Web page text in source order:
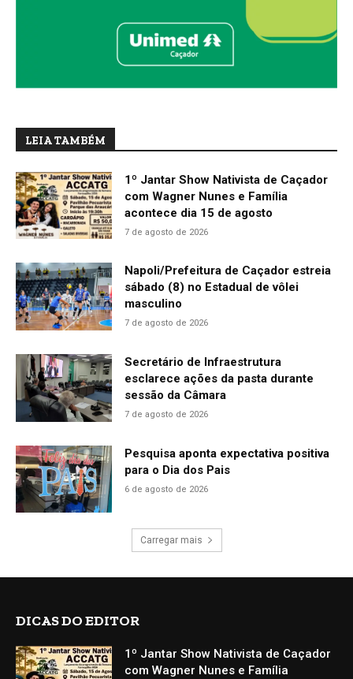
LEIA TAMBÉM
1º Jantar Show Nativista de Caçador
com Wagner Nunes e Família
acontece dia 15 de agosto
7 de agosto de 2026
Napoli/Prefeitura de Caçador estreia
sábado (8) no Estadual de vôlei
masculino
7 de agosto de 2026
Secretário de Infraestrutura
esclarece ações da pasta durante
sessão da Câmara
7 de agosto de 2026
Pesquisa aponta expectativa positiva
para o Dia dos Pais
6 de agosto de 2026
Carregar mais
DICAS DO EDITOR
1º Jantar Show Nativista de Caçador
com Wagner Nunes e Família